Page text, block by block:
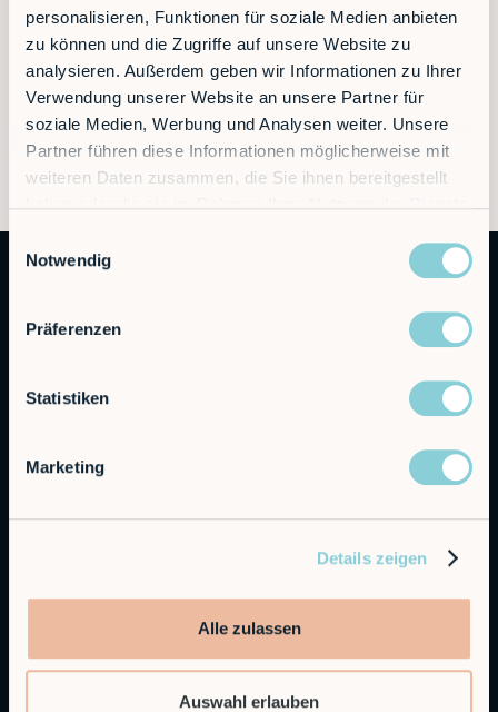
personalisieren, Funktionen für soziale Medien anbieten
zu können und die Zugriffe auf unsere Website zu
analysieren. Außerdem geben wir Informationen zu Ihrer
Verwendung unserer Website an unsere Partner für
soziale Medien, Werbung und Analysen weiter. Unsere
Partner führen diese Informationen möglicherweise mit
weiteren Daten zusammen, die Sie ihnen bereitgestellt
Einwilligungsauswahl
Notwendig
Präferenzen
Statistiken
Marketing
Details zeigen
Alle zulassen
Auswahl erlauben
80336 München
E-Mail:robco_de@berkeleypr.com
Augustenstraße 12
Allgemeine Anfragen
Kontakt Vertrieb